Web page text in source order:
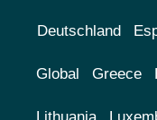
Deutschland
Global Greece